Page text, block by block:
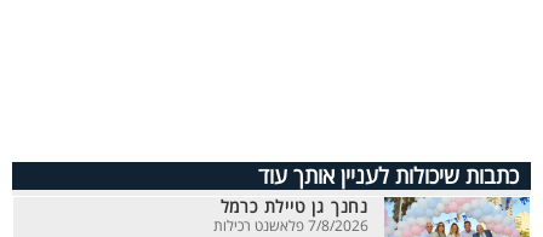
כתבות שיכולות לעניין אותך עוד
נחנך גן טיילת כרמל
7/8/2026 פלאשנט רכילות